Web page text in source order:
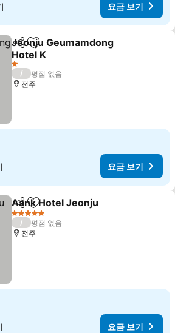
요금 보기
공유 즐겨찾기에 추가
Jeonju Geumamdong
Hotel K
요금 보기
1 성급
/
평점 없음
전주
요금 보기
공유 즐겨찾기에 추가
Aank Hotel Jeonju
5 성급
/
평점 없음
전주
요금 보기